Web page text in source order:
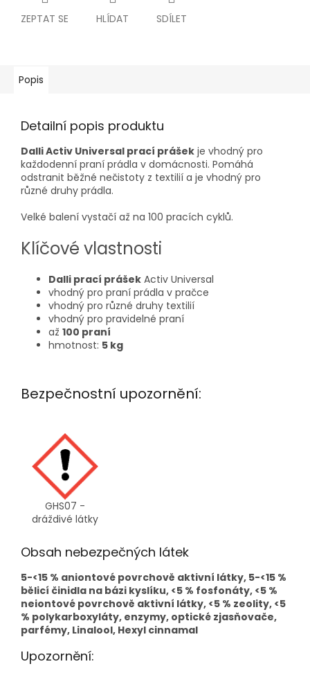
ZEPTAT SE HLÍDAT SDÍLET
Popis
Detailní popis produktu
Dalli Activ Universal prací prášek je vhodný pro
každodenní praní prádla v domácnosti. Pomáhá
odstranit běžné nečistoty z textilií a je vhodný pro
různé druhy prádla.
Velké balení vystačí až na 100 pracích cyklů.
Klíčové vlastnosti
Dalli prací prášek Activ Universal
vhodný pro praní prádla v pračce
vhodný pro různé druhy textilií
vhodný pro pravidelné praní
až 100 praní
hmotnost: 5 kg
Bezpečnostní upozornění:
GHS07 -
dráždivé látky
Obsah nebezpečných látek
5-<15 % aniontové povrchově aktivní látky, 5-<15 %
bělicí činidla na bázi kyslíku, <5 % fosfonáty, <5 %
neiontové povrchově aktivní látky, <5 % zeolity, <5
% polykarboxyláty, enzymy, optické zjasňovače,
parfémy, Linalool, Hexyl cinnamal
Upozornění: